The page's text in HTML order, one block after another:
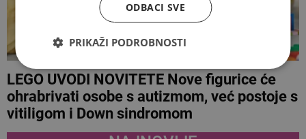
LEGO UVODI NOVITETE Nove figurice će
ohrabrivati osobe s autizmom, već postoje s
vitiligom i Down sindromom
ODBACI SVE
PRIKAŽI PODROBNOSTI